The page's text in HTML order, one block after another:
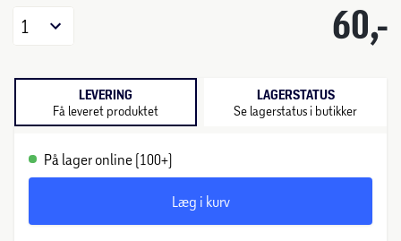
60,-
1
LEVERING
Få leveret produktet
LAGERSTATUS
Se lagerstatus i butikker
På lager online (100+)
Læg i kurv